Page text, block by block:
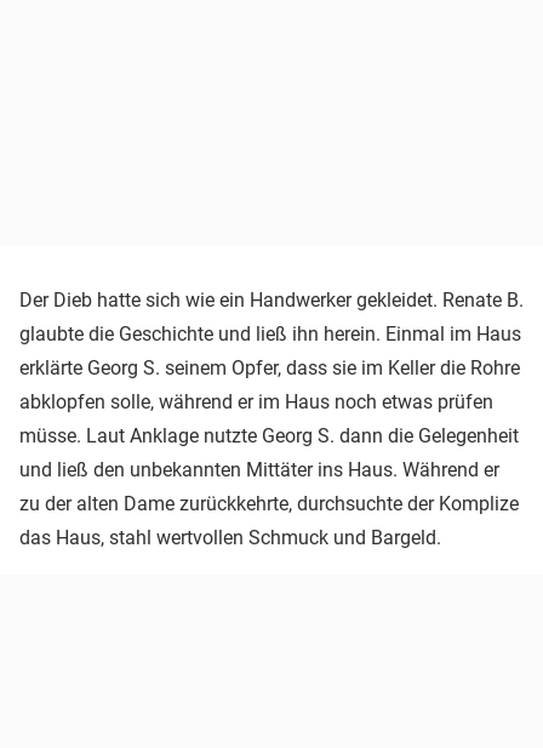
Der Dieb hatte sich wie ein Handwerker gekleidet. Renate B.
glaubte die Geschichte und ließ ihn herein. Einmal im Haus
erklärte Georg S. seinem Opfer, dass sie im Keller die Rohre
abklopfen solle, während er im Haus noch etwas prüfen
müsse. Laut Anklage nutzte Georg S. dann die Gelegenheit
und ließ den unbekannten Mittäter ins Haus. Während er
zu der alten Dame zurückkehrte, durchsuchte der Komplize
das Haus, stahl wertvollen Schmuck und Bargeld.